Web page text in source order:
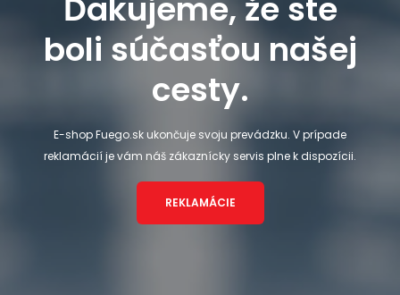
boli súčasťou našej
cesty.
E-shop Fuego.sk ukončuje svoju prevádzku. V prípade
reklamácií je vám náš zákaznícky servis plne k dispozícii.
REKLAMÁCIE